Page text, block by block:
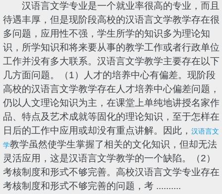
汉语言文学专业是一个就业率很高的专业，而且
待遇丰厚，但是现阶段高校的汉语言文学教学存在很
多问题，应用性不强，学生所学的知识多为理论知
识，所学知识和将来要从事的教学工作或者行政单位
工作并没有多大联系。汉语言文学教学主要存在以下
几方面问题。（1）人才的培养中心有偏差。现阶段
高校的汉语言文学教学存在人才培养中心偏差问题，
仍以人文理论知识为主，在课堂上单纯地讲授名家作
品、特点及艺术成就等固化的理论知识，至于怎样在
日后的工作中应用或却没有重点讲解。因此， 汉语言文
学教学虽然使学生掌握了相关的文化知识，但却无法
灵活应用，这是汉语言文学教学的一个缺陷。（2）
考核制度和形式不够完善。高校汉语言文学专业存在
考核制度和形式不够完善的问题，考 ..........